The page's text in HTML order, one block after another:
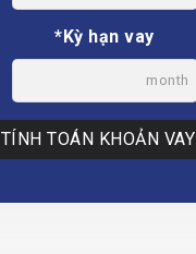
*Kỳ hạn vay
month
TÍNH TOÁN KHOẢN VAY